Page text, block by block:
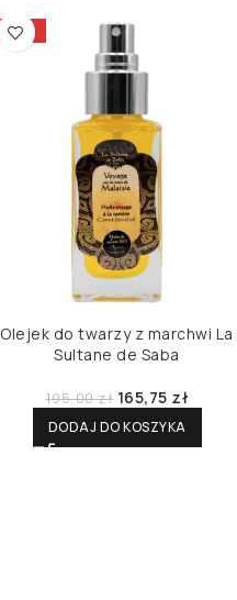
-15%
Olejek do twarzy z marchwi La
Sultane de Saba
195,00zł 165,75 zł
DODAJ DO KOSZYKA